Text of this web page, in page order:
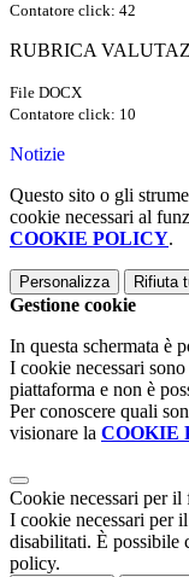
Contatore click: 42
RUBRICA
File DOCX
Contatore click: 10
Notizie
Questo sito o gli
cookie necessari al
COOKIE POLICY.
Personalizza Rifiuta
Gestione cookie
In questa schermata è
I cookie necessari
piattaforma e non è
Per conoscere quali
visionare la COOKIE
Cookie necessari per il
I cookie necessari per
disabilitati. È possibile
policy.